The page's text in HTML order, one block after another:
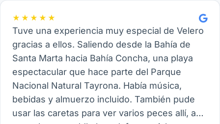
★★★★★
Tuve una experiencia muy especial de Velero
gracias a ellos. Saliendo desde la Bahía de
Santa Marta hacia Bahía Concha, una playa
espectacular que hace parte del Parque
Nacional Natural Tayrona. Había música,
bebidas y almuerzo incluido. También pude
usar las caretas para ver varios peces allí, así